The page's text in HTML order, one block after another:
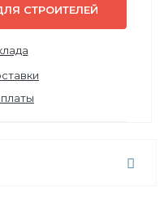
СТРОИТЕЛЕЙ